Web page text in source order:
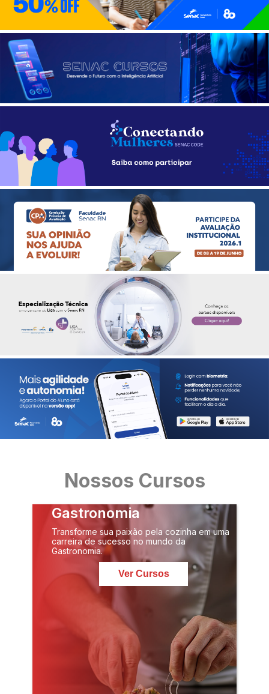
Nossos Cursos
Gastronomia
Transforme sua paixão pela cozinha em uma
carreira de sucesso no mundo da
Gastronomia.
Ver Cursos